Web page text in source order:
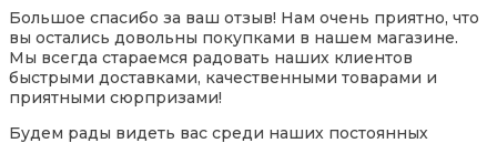
Большое спасибо за ваш отзыв! Нам очень приятно, что
вы остались довольны покупками в нашем магазине.
Мы всегда стараемся радовать наших клиентов
быстрыми доставками, качественными товарами и
приятными сюрпризами!
Будем рады видеть вас среди наших постоянных